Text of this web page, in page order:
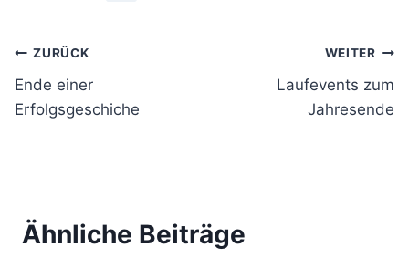
Beitragsnavigation
ZURÜCK
Ende einer
Erfolgsgeschiche
WEITER
Laufevents zum
Jahresende
Ähnliche Beiträge